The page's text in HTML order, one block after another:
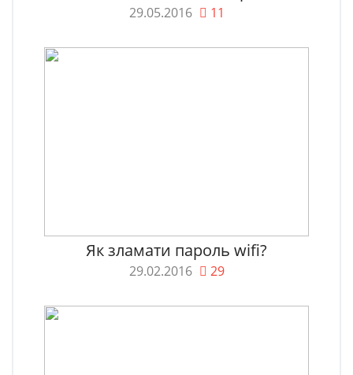
29.05.2016 11
Як зламати пароль wifi?
29.02.2016 29